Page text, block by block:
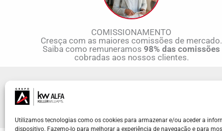
Utilizamos tecnologias como os cookies para armazenar e/ou aceder a
dispositivo. Fazemo-lo para melhorar a experiência de navegação e para
COMISSIONAMENTO
Cresça com as maiores comissões de mercado.
Saiba como remuneramos98% das comissões
cobradas aos nossos clientes.
Cada Market Center da Keller Williams é de propriedade e